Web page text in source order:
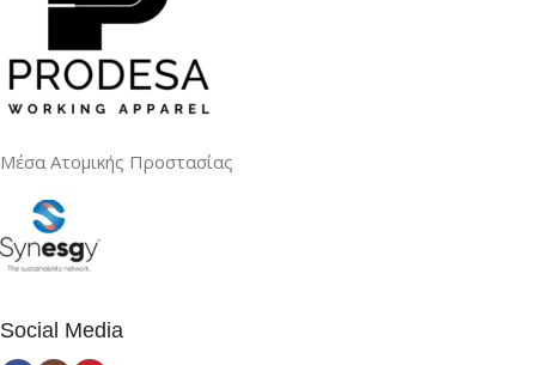
Μέσα Ατομικής Προστασίας
Social Media